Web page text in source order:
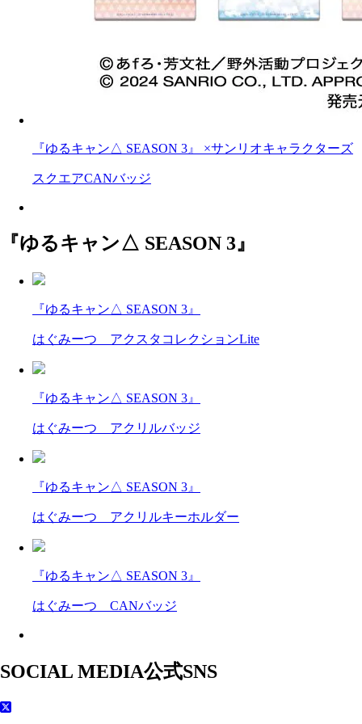
『ゆるキャン△ SEASON 3』 ×サンリオキャラクターズ
スクエアCANバッジ
『ゆるキャン△ SEASON 3』
『ゆるキャン△ SEASON 3』
はぐみーつ アクスタコレクションLite
『ゆるキャン△ SEASON 3』
はぐみーつ アクリルバッジ
『ゆるキャン△ SEASON 3』
はぐみーつ アクリルキーホルダー
『ゆるキャン△ SEASON 3』
はぐみーつ CANバッジ
SOCIAL MEDIA公式SNS